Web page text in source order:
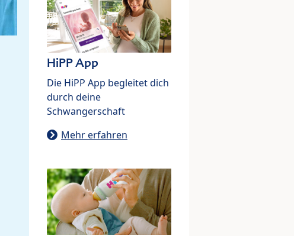
HiPP App
Die HiPP App begleitet dich
durch deine
Schwangerschaft
Mehr erfahren